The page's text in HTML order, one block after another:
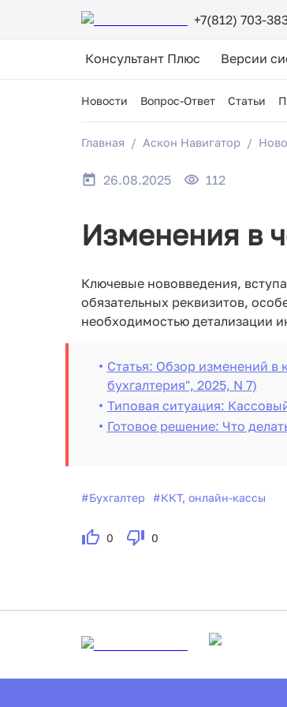
+7(812) 703-
Консультант Плюс Версии
Новости Вопрос-Ответ Статьи
Главная Аскон Навигатор
26.08.2025 112
Изменения в
Ключевые нововведения,
обязательных реквизитов,
необходимостью детализации
Статья: Обзор изменений в
бухгалтерия", 2025, N 7)
Типовая ситуация:
Готовое решение: Что
#Бухгалтер #ККТ, онлайн-кассы
0 0